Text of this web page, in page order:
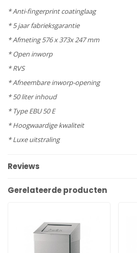
* Anti-fingerprint coatinglaag
* 5 jaar fabrieksgarantie
* Afmeting 576 x 373x 247 mm
* Open inworp
* RVS
* Afneembare inworp-opening
* 50 liter inhoud
* Type EBU 50 E
* Hoogwaardige kwaliteit
* Luxe uitstraling
Reviews
Gerelateerde producten